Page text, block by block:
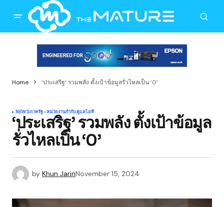
Home ‘ประเสริฐ’ รวมพลัง ตั้งเป้าข้อมูลรั่วไหลเป็น ‘0’
NEWSภาครัฐ-หน่วยงานกำกับดูแลไอที
‘ประเสริฐ’ รวมพลัง ตั้งเป้าข้อมูล
รั่วไหลเป็น ‘0’
by Khun JarinNovember 15, 2024